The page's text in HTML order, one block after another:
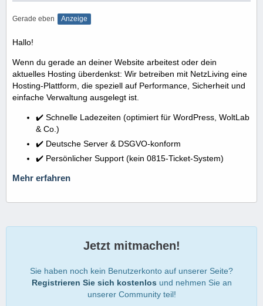
Gerade eben Anzeige
Hallo!
Wenn du gerade an deiner Website arbeitest oder dein
aktuelles Hosting überdenkst: Wir betreiben mit NetzLiving eine
Hosting-Plattform, die speziell auf Performance, Sicherheit und
einfache Verwaltung ausgelegt ist.
✔️ Schnelle Ladezeiten (optimiert für WordPress, WoltLab
& Co.)
✔️ Deutsche Server & DSGVO-konform
✔️ Persönlicher Support (kein 0815-Ticket-System)
Mehr erfahren
Jetzt mitmachen!
Sie haben noch kein Benutzerkonto auf unserer Seite?
Registrieren Sie sich kostenlos und nehmen Sie an
unserer Community teil!